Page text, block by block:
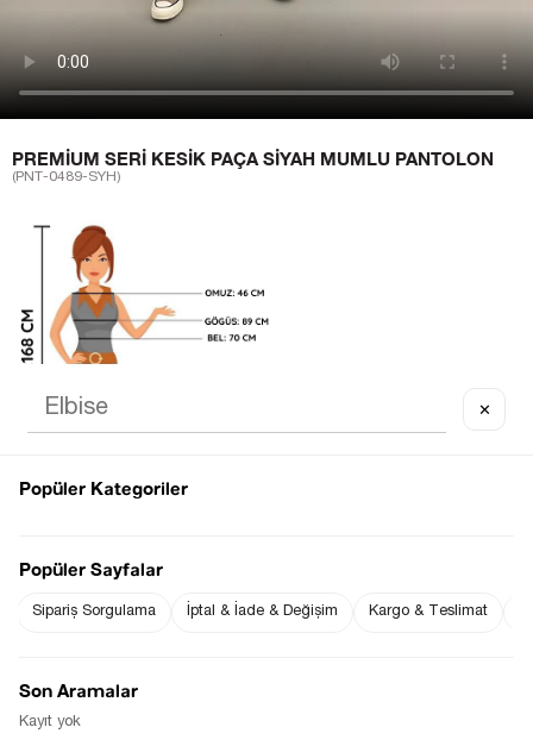
PREMIUM SERI KESIK PAÇA SIYAH MUMLU PANTOLON
(PNT-0489-SYH)
kullanılan 36 Bedendir.
Ürün Yıkama Talimatı:
✕
Popüler Kategoriler
Popüler Sayfalar
Sipariş Sorgulama İptal & İade & Değişim Kargo & Teslimat
Son Aramalar
Kayıt yok